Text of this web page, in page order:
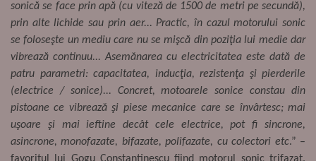
sonică se face prin apă (cu viteză de 1500 de metri pe secundă),
prin alte lichide sau prin aer... Practic, în cazul motorului sonic
se foloseşte un mediu care nu se mişcă din poziţia lui medie dar
vibrează continuu... Asemănarea cu electricitatea este dată de
patru parametri: capacitatea, inducţia, rezistenţa şi pierderile
(electrice / sonice)... Concret, motoarele sonice constau din
pistoane ce vibrează şi piese mecanice care se învârtesc; mai
uşoare şi mai ieftine decât cele electrice, pot fi sincrone,
asincrone, monofazate, bifazate, polifazate, cu colectori etc.” –